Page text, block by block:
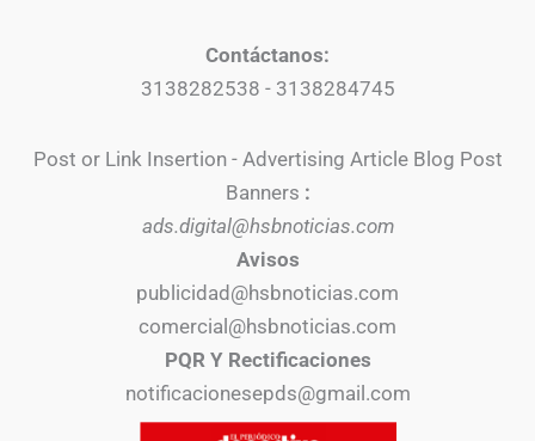
Contáctanos:
3138282538 - 3138284745
Post or Link Insertion - Advertising Article Blog Post
Banners :
ads.digital@hsbnoticias.com
Avisos
publicidad@hsbnoticias.com
comercial@hsbnoticias.com
PQR Y Rectificaciones
notificacionesepds@gmail.com